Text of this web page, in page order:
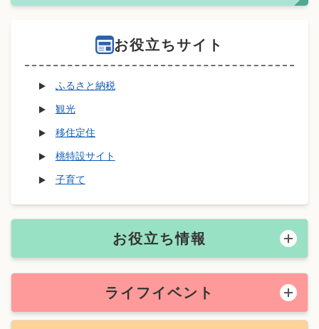
お役立ちサイト
ふるさと納税
観光
移住定住
桃特設サイト
子育て
お役立ち情報
ライフイベント